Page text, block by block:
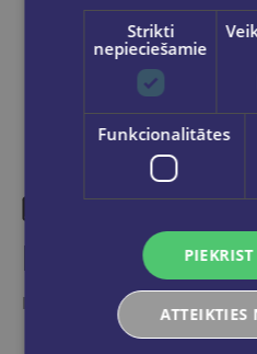
Līdzīgas
Ieskaties, varbūt noder
Strikti
nepieciešamie
Funkcionalitātes
ATTEIKTIES